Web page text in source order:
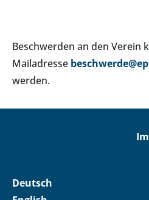
Beschwerden an den Verein
Mailadresse
werden.
Deutsch